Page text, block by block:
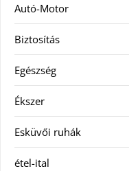
Autó-Motor
Biztosítás
Egészség
Ékszer
Esküvői ruhák
étel-ital